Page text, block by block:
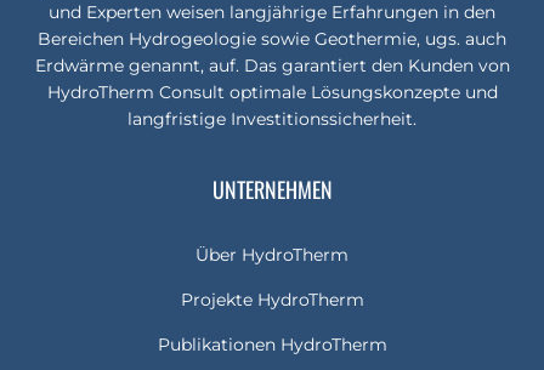
und Experten weisen langjährige Erfahrungen in den
Bereichen Hydrogeologie sowie Geothermie, ugs. auch
Erdwärme genannt, auf. Das garantiert den Kunden von
HydroTherm Consult optimale Lösungskonzepte und
langfristige Investitionssicherheit.
UNTERNEHMEN
Über HydroTherm
Projekte HydroTherm
Publikationen HydroTherm